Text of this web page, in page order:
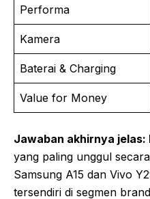
Performa
Kamera
Baterai & Charging
Value for Money
Jawaban akhirnya
yang paling unggul
Samsung A15 dan Vivo
tersendiri di segmen